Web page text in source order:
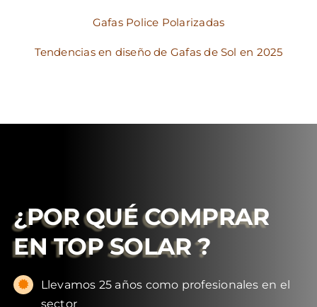
Gafas Police Polarizadas
Tendencias en diseño de Gafas de Sol en 2025
¿POR QUÉ COMPRAR
EN TOP SOLAR ?
Llevamos 25 años como profesionales en el
sector